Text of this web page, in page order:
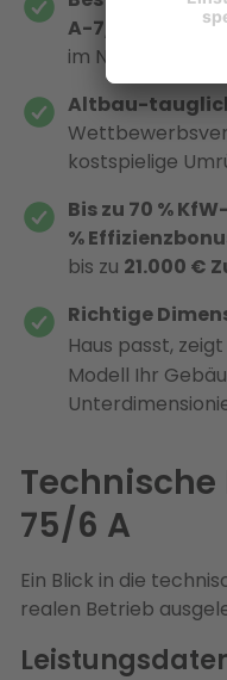
A-7/W35
deckt
im Neubau wie
Altbau-
kostspielige
Bis zu 70 %
%
bis zu 21.000 €
Richtige
Haus passt,
Modell Ihr
Technische
75/6 A
Ein Blick in die
realen Betrieb